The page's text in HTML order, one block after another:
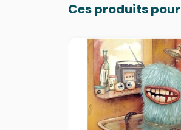
Ces produits